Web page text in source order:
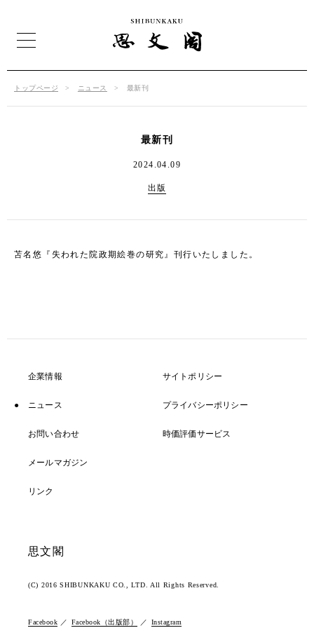
トップページ ニュース 最新刊
最新刊
2024.04.09
出版
苫名悠『失われた院政期絵巻の研究』刊行いたしました。
企業情報
ニュース
お問い合わせ
メールマガジン
リンク
サイトポリシー
プライバシーポリシー
時価評価サービス
思文閣
(C) 2016 SHIBUNKAKU CO., LTD. All Rights Reserved.
Facebook Facebook（出版部） Instagram